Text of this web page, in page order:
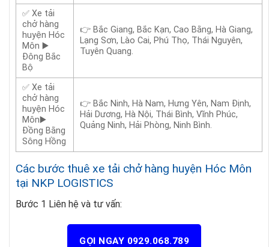
✅ Xe tải
chở hàng
huyện Hóc
Môn ▶️
Đông Bắc
Bộ
👉 Bắc Giang, Bắc Kạn, Cao Bằng, Hà Giang,
Lạng Sơn, Lào Cai, Phú Thọ, Thái Nguyên,
Tuyên Quang.
✅ Xe tải
chở hàng
huyện Hóc
Môn▶️
Đồng Bằng
Sông Hồng
👉 Bắc Ninh, Hà Nam, Hưng Yên, Nam Định,
Hải Dương, Hà Nội, Thái Bình, Vĩnh Phúc,
Quảng Ninh, Hải Phòng, Ninh Bình.
Các bước thuê xe tải chở hàng huyện Hóc Môn
tại NKP LOGISTICS
Bước 1 Liên hệ và tư vấn:
GỌI NGAY 0929.068.789